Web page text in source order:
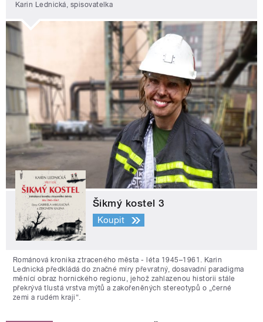
Karin Lednická, spisovatelka
Šikmý kostel 3
Koupit
Románová kronika ztraceného města - léta 1945–1961. Karin
Lednická předkládá do značné míry převratný, dosavadní paradigma
měnící obraz hornického regionu, jehož zahlazenou historii stále
překrývá tlustá vrstva mýtů a zakořeněných stereotypů o „černé
zemi a rudém kraji“.